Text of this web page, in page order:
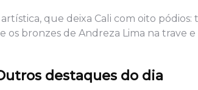
que deixa Cali com oito
os bronzes de Andreza Lima na trave
destaques do dia